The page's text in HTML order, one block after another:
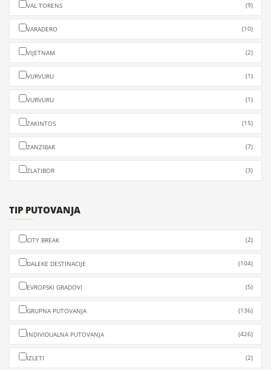
VAL TORENS (9)
VARADERO (10)
VIJETNAM (2)
VURVURU (1)
VURVURU (1)
ZAKINTOS (15)
ZANZIBAR (7)
ZLATIBOR (3)
TIP PUTOVANJA
CITY BREAK (2)
DALEKE DESTINACIJE (104)
EVROPSKI GRADOVI (5)
GRUPNA PUTOVANJA (136)
INDIVIDUALNA PUTOVANJA (426)
IZLETI (2)